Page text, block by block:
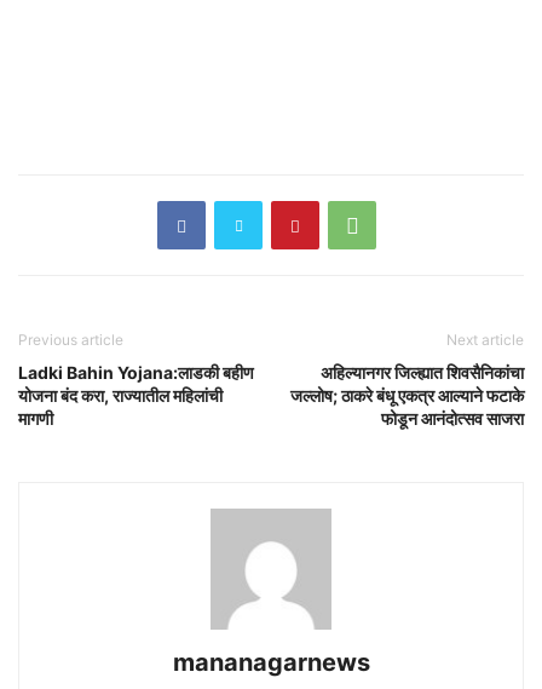
Previous article
Ladki Bahin Yojana:लाडकी बहीण
योजना बंद करा, राज्यातील महिलांची
मागणी
Next article
अहिल्यानगर जिल्ह्यात शिवसैनिकांचा
जल्लोष; ठाकरे बंधू एकत्र आल्याने फटाके
फोडून आनंदोत्सव साजरा
mananagarnews